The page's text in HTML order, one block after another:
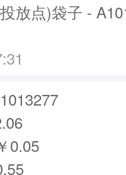
放点)袋子 -
0.05